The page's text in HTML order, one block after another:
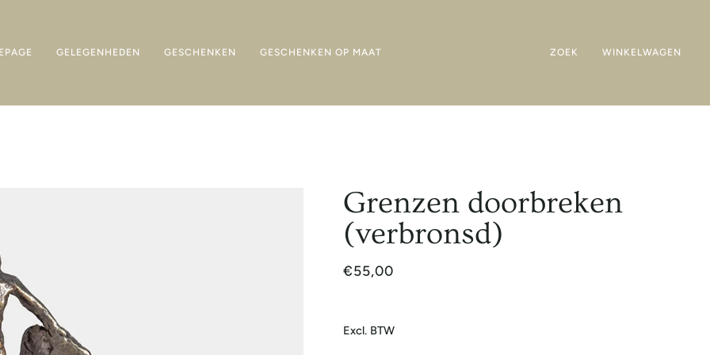
GELEGENHEDEN GESCHENKEN GESCHENKEN OP MAAT ZOEK WINKELWAGEN
Grenzen doorbreken
(verbronsd)
€55,00
Excl. BTW